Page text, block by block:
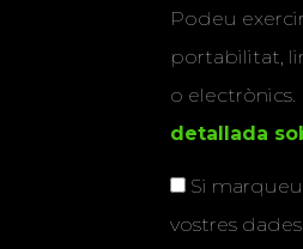
Podeu
portabilitat,
o
detallada
Si
vostres